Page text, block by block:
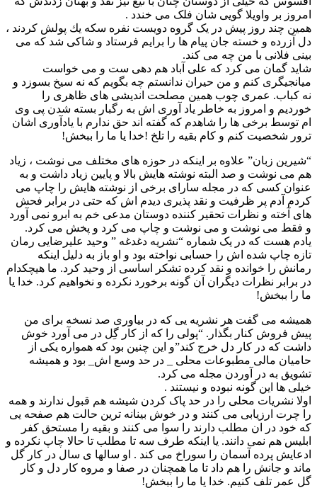
امروز بر واویلا گویی شان فلک می خندد .
همین چند روز پیش در یک گروه دویست نفره سکه یك پولش کردند ،
دل آزرده و خسته جان پیام ها را برایم فرستاد و شاکی شد که می
بینی فلانی با من چه می کند.
شاید گمان می کرد که علی آباد هم دهی ست و می خواست
میانجیگری کنم و من حیران ندانستم چه بگویم که نه سیخ بسوزد و
نه کباب. عمری چوب همین مصلحت اندیشی های ظاهری را
خوردیم و امروز به خاطر یاد آوری اش به رگبار بسته شدن پی وی
ام توسط برخی ها را شاهدم که گفته اند حق ندارم با یادآوری اشان
ترور شخصیت کنم و کام بقیه را تلخ !خدا یا ما را ببخش!
“شیرین زبان” علاوه بر اینکه در حوزه های مختلف می نوشت ، زیاد
هم می نوشت و صد البته نوشته هایش بالا و پایین زیاد داشت و به
عنوان کسی که در مجله سارای برخی از نوشته هایش را چاپ می
کردم آدم پر ظرفیت و نقد پذیری دیدم اش که حتی در برابر فحش
های آخته و نظرات تحقیر کننده دوستان مدعی خم به ابرو نمی آورد
و فقط می نوشت و می نوشت و چاپ می کرد و پخش می کرد.
یادم هست که در یک شماره “نشریه دغدغه ” وحید علیرضایی رمان
تازه چاپ شده اش را حسابی نواخته بود و او باز به دلیل اینکه
رمانش را خوانده و نقد کرده تشکر اساسی از وحید کرد. ما هیچکدام
در برابر نظرات دیگران آن گونه برخورد نکرده و نخواهیم کرد. خدا یا
ما را ببخش!
همیشه می گفت هر نشریه یی که در بیاوری صد نسخه برای من
پیش فروش کنار بگذار. “پولی را که از کار گِل در می آورد خوش
داشت که در کار دل خرج کند”و این چنین بود که همواره یکی از
حامیان مالی مطبوعات محلی _ در حد وسع اش_ بود و همیشه
تشویق به در آوردن مجله می کرد.
خیلی ها این گونه نبوده و نیستند .
اولا نشریات محلی را در حد پاک کردن شیشه هم قبول ندارند و همه
را چرت ارزیابی می کنند و در خوش بینانه ترین حالت هم صفحه یی
که خود در ان مطلب دارند را سوا می کنند و بقیه را مستحق کفر
ابلیس هم نمی دانند. یا اینکه طرف سه تا مطلب تا حالا چاپ نکرده و
ادعایش پرده آسمان را سوراخ می کند . او سالها ی سال در کار گل
ماند و جانش را هم داد تا ما همچنان در صفا و مروه کار دل و کار
گل عمر تلف کنیم. خدا یا ما را ببخش!